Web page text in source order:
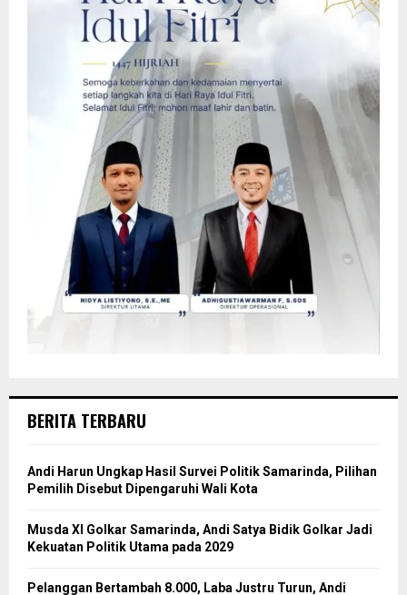
BERITA TERBARU
Andi Harun Ungkap Hasil Survei Politik Samarinda, Pilihan
Pemilih Disebut Dipengaruhi Wali Kota
Musda XI Golkar Samarinda, Andi Satya Bidik Golkar Jadi
Kekuatan Politik Utama pada 2029
Pelanggan Bertambah 8.000, Laba Justru Turun, Andi